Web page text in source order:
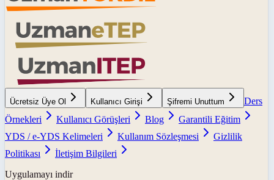
Ücretsiz Üye Ol Kullanıcı Girişi Şifremi Unuttum
Ders
Örnekleri
Kullanıcı Görüşleri Blog
Garantili Eğitim
YDS / e-YDS Kelimeleri
Kullanım Sözleşmesi
Gizlilik
Politikası
İletişim Bilgileri
Uygulamayı indir